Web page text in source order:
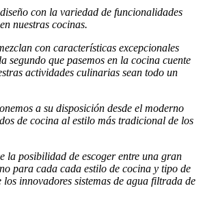
con la variedad de funcionalidades
nuestras cocinas.
con características excepcionales
segundo que pasemos en la cocina cuente
actividades culinarias sean todo un
a su disposición desde el moderno
de cocina al estilo más tradicional de los
la posibilidad de escoger entre una gran
para cada cada estilo de cocina y tipo de
los innovadores sistemas de agua filtrada de